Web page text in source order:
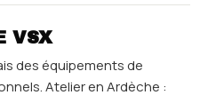
VSX
des équipements de
Atelier en Ardèche :